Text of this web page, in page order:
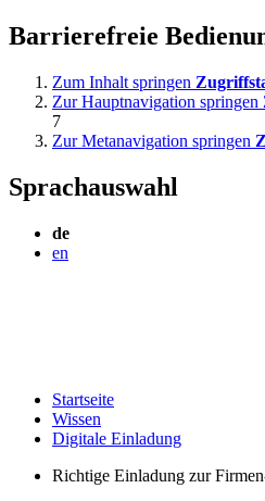
Barrierefreie
Zum Inhalt springen
Zur Hauptnavigation springen
7
Zur Metanavigation springen
Sprachauswahl
de
en
Startseite
Wissen
Digitale Einladung
Richtige Einladung zur